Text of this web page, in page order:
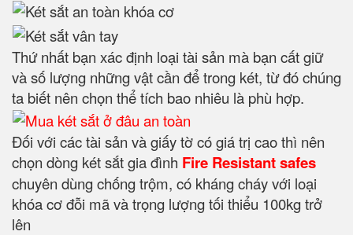
Thứ nhất bạn xác định loại tài sản mà bạn cất giữ
và số lượng những vật cần để trong két, từ đó chúng
ta biết nên chọn thể tích bao nhiêu là phù hợp.
Đối với các tài sản và giấy tờ có giá trị cao thì nên
chọn dòng két sắt gia đình Fire Resistant safes
chuyên dùng chống trộm, có kháng cháy với loại
khóa cơ đỗi mã và trọng lượng tối thiểu 100kg trở
lên